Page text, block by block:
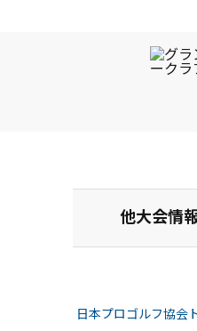
他大会情
日本プロゴルフ協会